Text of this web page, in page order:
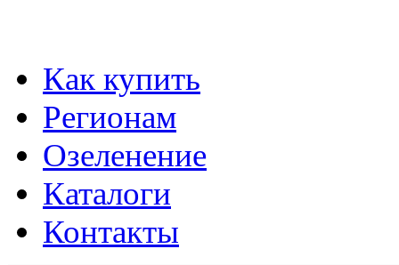
Как купить
Регионам
Озеленение
Каталоги
Контакты